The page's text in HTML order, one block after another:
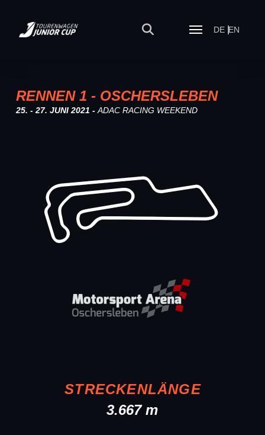
DE EN
RENNEN 1 - OSCHERSLEBEN
25. - 27. JUNI 2021 - ADAC RACING WEEKEND
STRECKENLÄNGE
3.667 m